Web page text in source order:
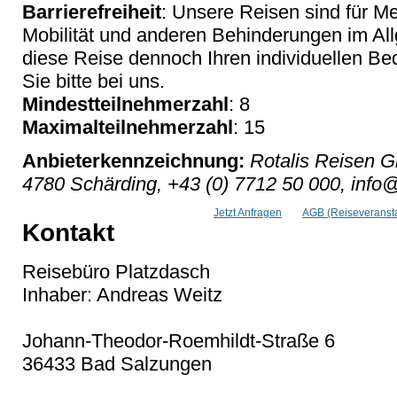
Barrierefreiheit: Unsere Reisen sind für
Mobilität und anderen Behinderungen im
diese Reise dennoch Ihren individuellen
Sie bitte bei uns.
Mindestteilnehmerzahl: 8
Maximalteilnehmerzahl: 15
Anbieterkennzeichnung: Rotalis Reisen
4780 Schärding, +43 (0) 7712 50 000,
Jetzt Anfragen AGB
Kontakt
Reisebüro Platzdasch
Inhaber: Andreas Weitz
Johann-Theodor-Roemhildt-Straße 6
36433 Bad Salzungen